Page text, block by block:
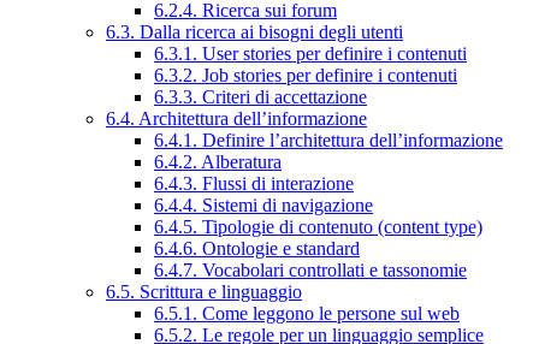
6.2.4. Ricerca sui forum
6.3. Dalla ricerca ai bisogni degli utenti
6.3.1. User stories per definire i contenuti
6.3.2. Job stories per definire i contenuti
6.3.3. Criteri di accettazione
6.4. Architettura dell’informazione
6.4.1. Definire l’architettura dell’informazione
6.4.2. Alberatura
6.4.3. Flussi di interazione
6.4.4. Sistemi di navigazione
6.4.5. Tipologie di contenuto (content type)
6.4.6. Ontologie e standard
6.4.7. Vocabolari controllati e tassonomie
6.5. Scrittura e linguaggio
6.5.1. Come leggono le persone sul web
6.5.2. Le regole per un linguaggio semplice